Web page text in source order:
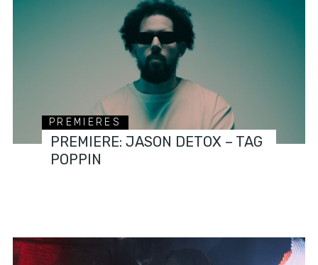
PREMIERES
PREMIERE: JASON DETOX – TAG
POPPIN